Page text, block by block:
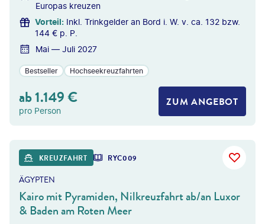
Europas kreuzen
Vorteil: Inkl. Trinkgelder an Bord i. W. v. ca. 132 bzw.
144 € p. P.
Mai — Juli 2027
Bestseller Hochseekreuzfahrten
ab1.149€
pro Person
ZUM ANGEBOT
KREUZFAHRT RYC009
ÄGYPTEN
Kairo mit Pyramiden, Nilkreuzfahrt ab/an Luxor
& Baden am Roten Meer